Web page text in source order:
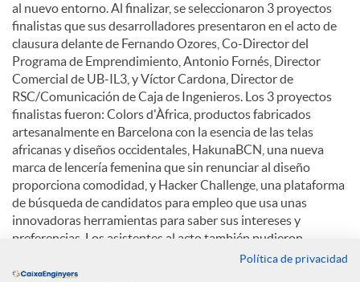
al nuevo entorno. Al finalizar, se seleccionaron 3 proyectos
finalistas que sus desarrolladores presentaron en el acto de
clausura delante de Fernando Ozores, Co-Director del
Programa de Emprendimiento, Antonio Fornés, Director
Comercial de UB-IL3, y Víctor Cardona, Director de
RSC/Comunicación de Caja de Ingenieros. Los 3 proyectos
finalistas fueron: Colors d'Àfrica, productos fabricados
artesanalmente en Barcelona con la esencia de las telas
africanas y diseños occidentales, HakunaBCN, una nueva
marca de lencería femenina que sin renunciar al diseño
proporciona comodidad, y Hacker Challenge, una plataforma
de búsqueda de candidatos para empleo que usa unas
innovadoras herramientas para saber sus intereses y
preferencias. Los asistentes al acto también pudieron
disfrutar de una conferencia de Albert Torruella titulada: "
Emprendedores como Homer Simpson, Mac Gyver, Son Goku
Política de privacidad